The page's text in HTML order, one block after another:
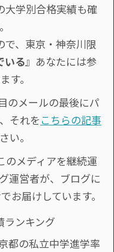
大学別合格実績も確
、東京・神奈川限
いる』あなたには参
す。
のメールの最後にパ
それを こちらの記事
い。
のメディアを継続運
運営者が、ブログに
お届けしています。
ランキング
都の私立中学進学率